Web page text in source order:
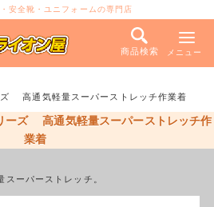
安全靴・ユニフォームの専門店
商品検索 メニュー
高通気軽量スーパーストレッチ作業着
ーズ 高通気軽量スーパーストレッチ作
業着
スーパーストレッチ。